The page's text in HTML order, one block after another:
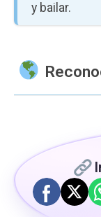
y bailar.